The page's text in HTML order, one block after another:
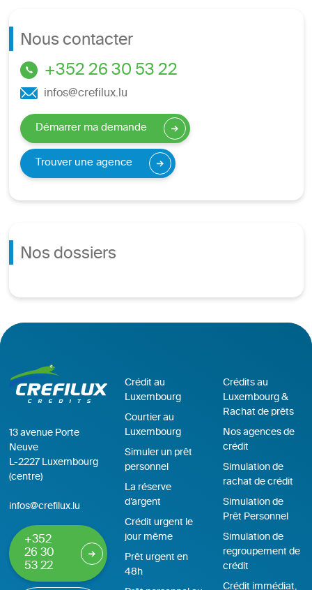
Nous contacter
+352 26 30 53 22
infos@crefilux.lu
Démarrer ma demande
Trouver une agence
Nos dossiers
13 avenue Porte
Neuve
L-2227 Luxembourg
(centre)
infos@crefilux.lu
+352
26 30
53 22
Crédit au
Luxembourg
Courtier au
Luxembourg
Simuler un prêt
personnel
La réserve
d’argent
Crédit urgent le
jour même
Prêt urgent en
48h
Crédits au
Luxembourg &
Rachat de prêts
Nos agences de
crédit
Simulation de
rachat de crédit
Simulation de
Prêt Personnel
Simulation de
regroupement de
crédit